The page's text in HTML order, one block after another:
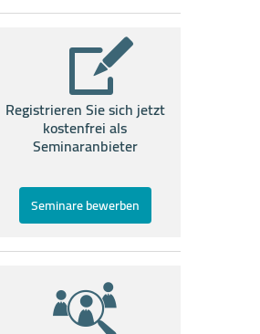
Registrieren Sie sich jetzt
kostenfrei als
Seminaranbieter
Seminare bewerben